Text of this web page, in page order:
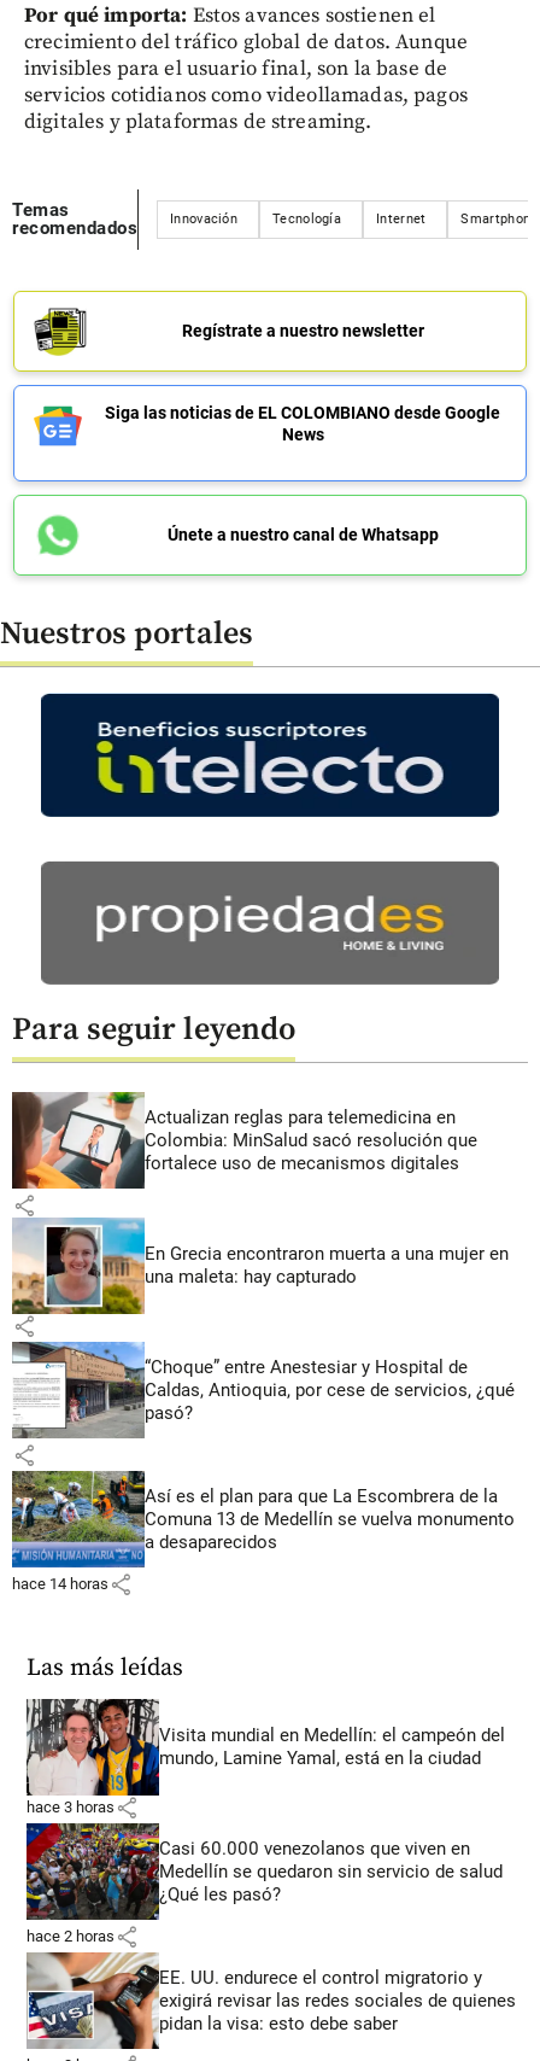
Por qué importa: Estos avances sostienen el
crecimiento del tráfico global de datos. Aunque
invisibles para el usuario final, son la base de
servicios cotidianos como videollamadas, pagos
digitales y plataformas de streaming.
Temas
recomendados
Innovación Tecnología Internet Smartphone
Regístrate a nuestro newsletter
Siga las noticias de EL COLOMBIANO desde Google
News
Únete a nuestro canal de Whatsapp
Nuestros portales
Para seguir leyendo
Actualizan reglas para telemedicina en
Colombia: MinSalud sacó resolución que
fortalece uso de mecanismos digitales
share
En Grecia encontraron muerta a una mujer en
una maleta: hay capturado
share
“Choque” entre Anestesiar y Hospital de
Caldas, Antioquia, por cese de servicios, ¿qué
pasó?
share
Así es el plan para que La Escombrera de la
Comuna 13 de Medellín se vuelva monumento
a desaparecidos
hace 14 horas share
Las más leídas
Visita mundial en Medellín: el campeón del
mundo, Lamine Yamal, está en la ciudad
hace 3 horas share
Casi 60.000 venezolanos que viven en
Medellín se quedaron sin servicio de salud
¿Qué les pasó?
hace 2 horas share
EE. UU. endurece el control migratorio y
exigirá revisar las redes sociales de quienes
pidan la visa: esto debe saber